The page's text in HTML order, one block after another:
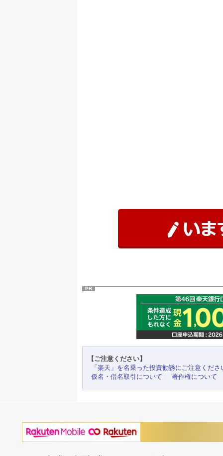
PR
【ご注意ください】
「楽天」を名乗った投資勧誘にご注意くださ
仮名・借名取引について
著作権について